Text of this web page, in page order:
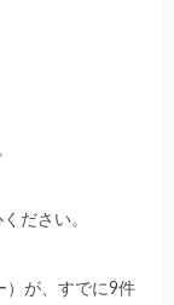
ださい。
）が、すでに9件